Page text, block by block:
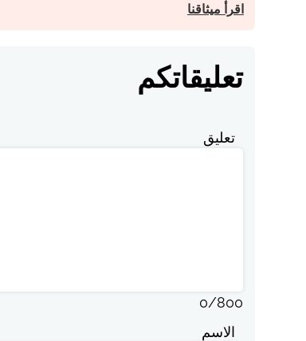
اقرأ ميثاقنا
تعليقاتكم
تعليق
0/800
الاسم